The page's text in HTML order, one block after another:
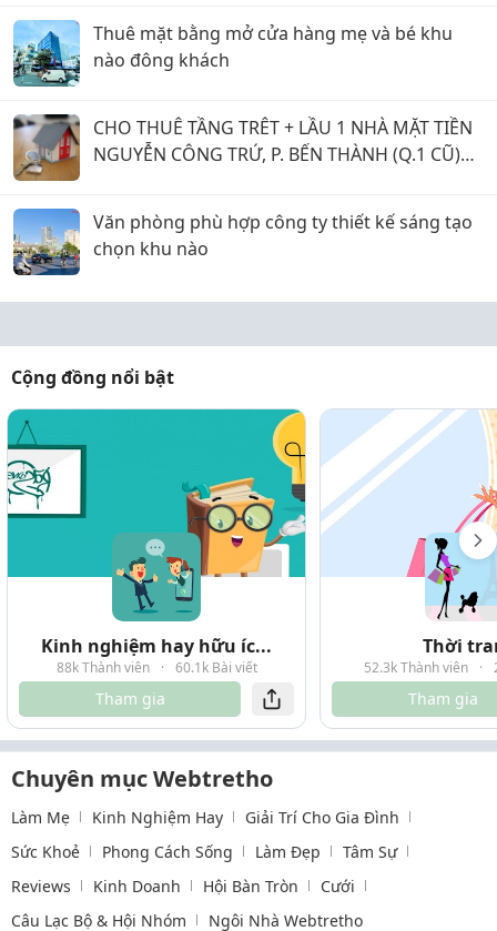
Thuê mặt bằng mở cửa hàng mẹ và bé khu
nào đông khách
CHO THUÊ TẦNG TRÊT + LẦU 1 NHÀ MẶT TIỀN
NGUYỄN CÔNG TRỨ, P. BẾN THÀNH (Q.1 CŨ)
Văn phòng phù hợp công ty thiết kế sáng tạo
chọn khu nào
Cộng đồng nổi bật
Kinh nghiệm hay hữu íc...
88k Thành viên · 60.1k Bài viết
Tham gia
Thời
52.3k Thành viên ·
Tham gia
Chuyên mục Webtretho
Làm Mẹ Kinh Nghiệm Hay
Giải Trí Cho Gia Đình
Sức Khoẻ
Phong Cách Sống Làm Đẹp
Tâm Sự
Reviews
Kinh Doanh Hội Bàn Tròn
Cưới
Câu Lạc Bộ & Hội Nhóm
Ngôi Nhà Webtretho